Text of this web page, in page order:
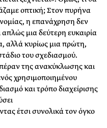
οπτική; Στον πυρήνα
η επανάχρηση δεν
απλώς μια δεύτερη ευκαιρία
αλλά κυρίως μια πρώτη,
του σχεδιασμού.
της ανακύκλωσης και
χρησιμοποιημένου
και τρόπο διαχείρισης
έτσι συνολικά τον όγκο